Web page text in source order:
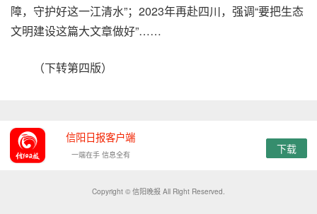
障，守护好这一江清水”；2023年再赴四川，强调“要把生态
文明建设这篇大文章做好”……
（下转第四版）
信阳日报客户端
一端在手 信息全有 下载
Copyright © 信阳晚报 All Right Reserved.